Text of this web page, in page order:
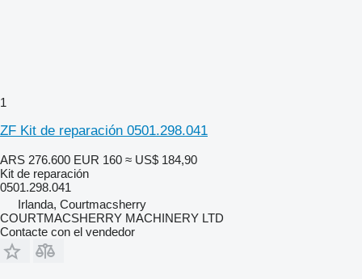
1
ZF Kit de reparación 0501.298.041
ARS 276.600 EUR 160 ≈ US$ 184,90
Kit de reparación
0501.298.041
Irlanda, Courtmacsherry
COURTMACSHERRY MACHINERY LTD
Contacte con el vendedor